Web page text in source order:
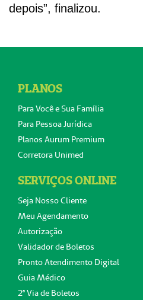
depois”, finalizou.
PLANOS
Para Você e Sua Família
Para Pessoa Jurídica
Planos Aurum Premium
Corretora Unimed
SERVIÇOS ONLINE
Seja Nosso Cliente
Meu Agendamento
Autorização
Validador de Boletos
Pronto Atendimento Digital
Guia Médico
2ª Via de Boletos